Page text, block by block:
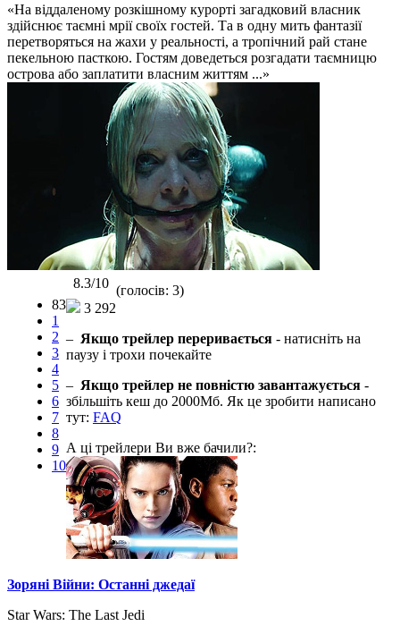
«На віддаленому розкішному курорті загадковий власник
здійснює таємні мрії своїх гостей. Та в одну мить фантазії
перетворяться на жахи у реальності, а тропічний рай стане
пекельною пасткою. Гостям доведеться розгадати таємницю
острова або заплатити власним життям ...»
83
1
2
3
4
5
6
7
8
9
10
8.3/10 (голосів: 3)
3 292
– Якщо трейлер переривається - натисніть на
паузу і трохи почекайте
– Якщо трейлер не повністю завантажується -
збільшіть кеш до 2000Мб. Як це зробити написано
тут: FAQ
А ці трейлери Ви вже бачили?:
Зоряні Війни: Останні джедаї
Star Wars: The Last Jedi